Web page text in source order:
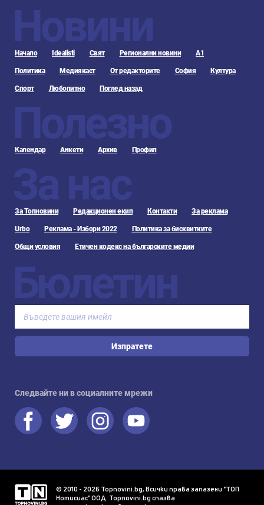
Новини
Начало Idealisti Свят Регионални новини А1
Политика Медиякаст От редакторите София Култура
Спорт Любопитно Поглед назад
Полезно
Календар Анкети Архив Профил
За нас
За Топновини Редакционен екип Контакти За реклама
Urbo Реклама - Избори 2022 Политика за бисквитките
Общи условия Етичен кодекс на българските медии
Бюлетин
Изпратете
Следвайте ни в социалните мрежи
© 2010 - 2026 Topnovini.bg, Всички права запазени "ТОП
Нотисиас" ООД. Topnovini.bg спазва